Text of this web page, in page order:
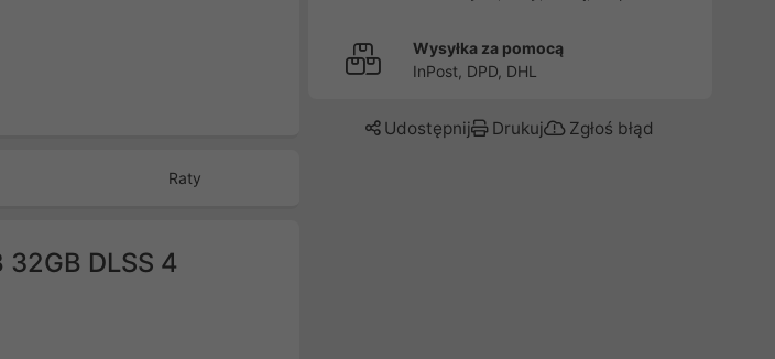
Raty
DLSS 4
Wysyłka za pomocą
InPost, DPD, DHL
Udostępnij Drukuj Zgłoś błąd